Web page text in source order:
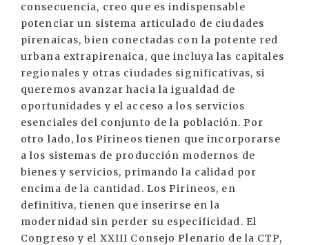
consecuencia, creo que es indispensable
potenciar un sistema articulado de ciudades
pirenaicas, bien conectadas con la potente red
urbana extrapirenaica, que incluya las capitales
regionales y otras ciudades significativas, si
queremos avanzar hacia la igualdad de
oportunidades y el acceso a los servicios
esenciales del conjunto de la población. Por
otro lado, los Pirineos tienen que incorporarse
a los sistemas de producción modernos de
bienes y servicios, primando la calidad por
encima de la cantidad. Los Pirineos, en
definitiva, tienen que inserirse en la
modernidad sin perder su especificidad. El
Congreso y el XXIII Consejo Plenario de la CTP,